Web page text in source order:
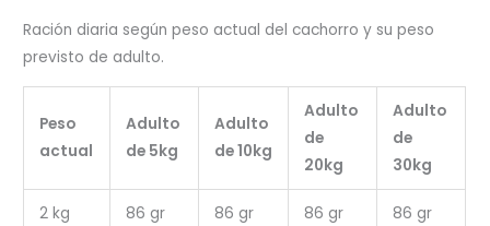
Ración diaria según peso actual del cachorro y su peso
previsto de adulto.
Peso
actual
Adulto
de 5kg
Adulto
de 10kg
Adulto
de
20kg
Adulto
de
30kg
2 kg 86 gr 86 gr 86 gr 86 gr